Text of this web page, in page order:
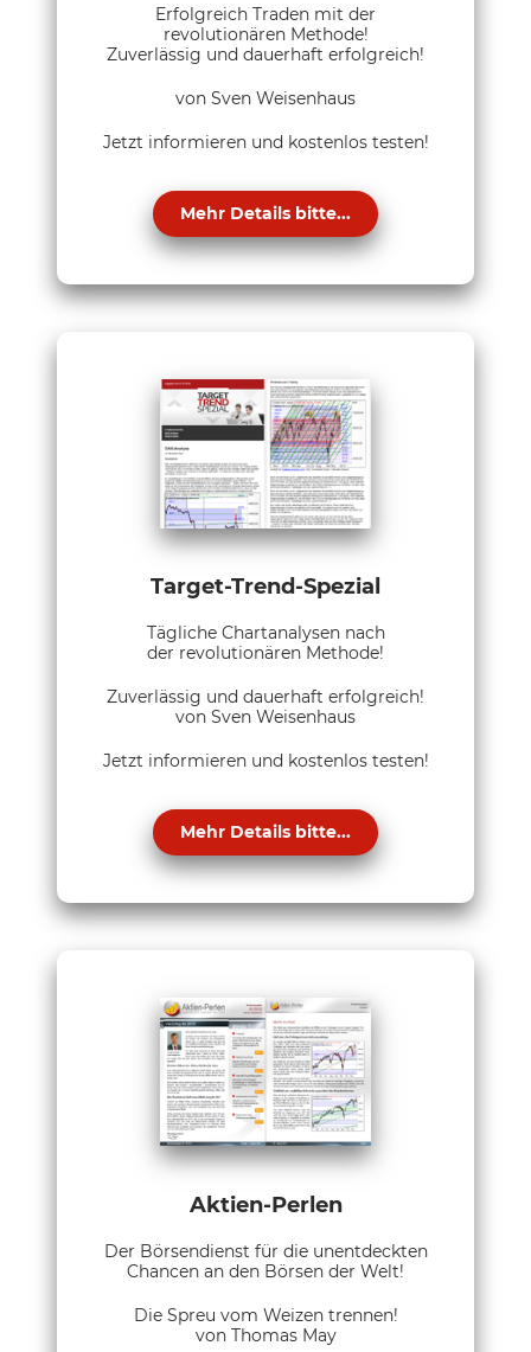
Erfolgreich Traden mit der
revolutionären Methode!
Zuverlässig und dauerhaft erfolgreich!
von Sven Weisenhaus
Jetzt informieren und kostenlos testen!
Mehr Details bitte...
Target-Trend-Spezial
Tägliche Chartanalysen nach
der revolutionären Methode!
Zuverlässig und dauerhaft erfolgreich!
von Sven Weisenhaus
Jetzt informieren und kostenlos testen!
Mehr Details bitte...
Aktien-Perlen
Der Börsendienst für die unentdeckten
Chancen an den Börsen der Welt!
Die Spreu vom Weizen trennen!
von Thomas May